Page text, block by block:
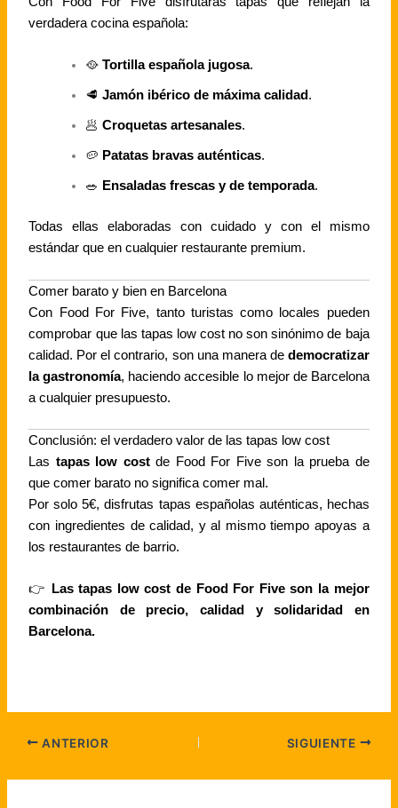
verdadera cocina española:
🥘Tortilla española jugosa.
🥩Jamón ibérico de máxima calidad.
🥟Croquetas artesanales.
🥔 Patatas bravas auténticas.
🥗 Ensaladas frescas y de temporada.
Todas ellas elaboradas con cuidado y con el mismo
estándar que en cualquier restaurante premium.
Comer barato y bien en Barcelona
Con Food For Five, tanto turistas como locales pueden
comprobar que las tapas low cost no son sinónimo de baja
calidad. Por el contrario, son una manera de democratizar
la gastronomía, haciendo accesible lo mejor de Barcelona
a cualquier presupuesto.
Conclusión: el verdadero valor de las tapas low cost
Las tapas low costde Food For Five son la prueba de
que comer barato no significa comer mal.
Por solo 5€, disfrutas tapas españolas auténticas, hechas
con ingredientes de calidad, y al mismo tiempo apoyas a
los restaurantes de barrio.
👉
Las tapas low cost de Food For Five son la mejor
combinación de precio, calidad y solidaridad en
Barcelona.
ANTERIOR SIGUIENTE